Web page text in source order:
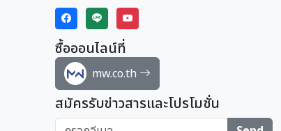
ซื้อออนไลน์ที่
mw.co.th
สมัครรับข่าวสารและโปรโมชั่น